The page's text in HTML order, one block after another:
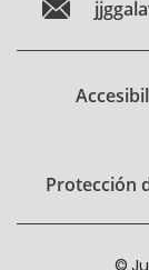
Protección